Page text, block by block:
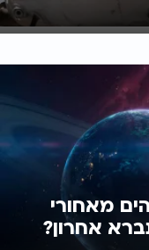
מאחורי
אחרון?